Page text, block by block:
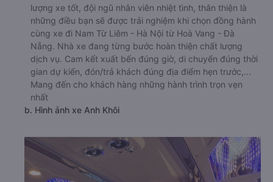
lượng xe tốt, đội ngũ nhân viên nhiệt tình, thân thiện là
những điều bạn sẽ được trải nghiệm khi chọn đồng hành
cùng xe đi Nam Từ Liêm - Hà Nội từ Hoà Vang - Đà
Nẵng. Nhà xe đang từng bước hoàn thiện chất lượng
dịch vụ. Cam kết xuất bến đúng giờ, di chuyển đúng thời
gian dự kiến, đón/trả khách đúng địa điểm hẹn trước,...
Mang đến cho khách hàng những hành trình trọn vẹn
nhất
b. Hình ảnh xe Anh Khôi